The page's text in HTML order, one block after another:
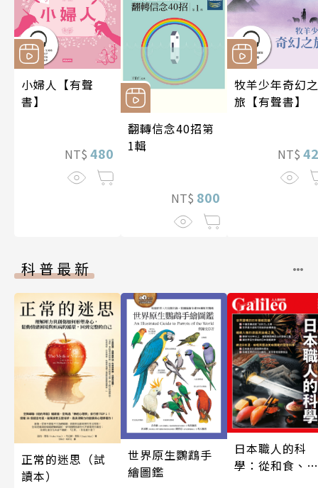
小婦人【有聲
書】
NT$ 480
翻轉信念40招第
1輯
NT$ 800
牧羊少年奇幻之
旅【有聲書】
NT$
科普最新
正常的迷思（試
讀本）
世界原生鸚鵡手
繪圖鑑
日本職人的科
學：從和食、清